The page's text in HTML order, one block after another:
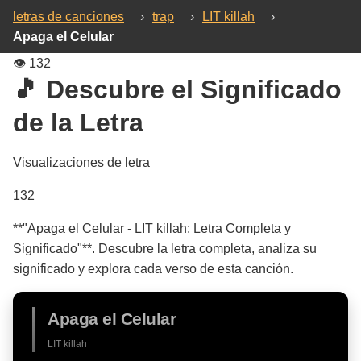
letras de canciones › trap › LIT killah
›
Apaga el Celular
👁️ 132
🎵 Descubre el Significado
de la Letra
Visualizaciones de letra
132
**"Apaga el Celular - LIT killah: Letra Completa y
Significado"**. Descubre la letra completa, analiza su
significado y explora cada verso de esta canción.
Apaga el Celular
LIT killah